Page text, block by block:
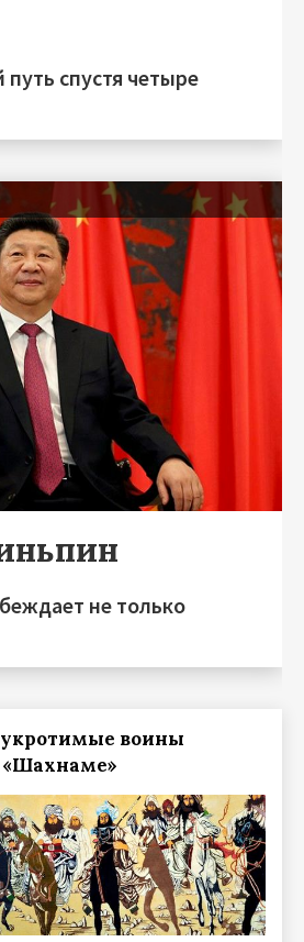
спустя четыре
не только
воины
«Шахнаме»